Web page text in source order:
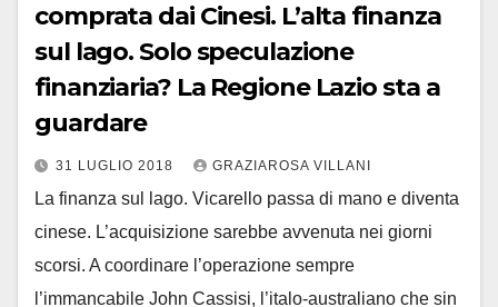
comprata dai Cinesi. L’alta finanza
sul lago. Solo speculazione
finanziaria? La Regione Lazio sta a
guardare
31 LUGLIO 2018 GRAZIAROSA VILLANI
La finanza sul lago. Vicarello passa di mano e diventa
cinese. L’acquisizione sarebbe avvenuta nei giorni
scorsi. A coordinare l’operazione sempre
l’immancabile John Cassisi, l’italo-australiano che sin